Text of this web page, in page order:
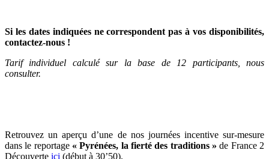
Si les dates indiquées ne correspondent pas à vos disponibilités,
contactez-nous !
Tarif individuel calculé sur la base de 12 participants, nous
consulter.
Retrouvez un aperçu d’une de nos journées incentive sur-mesure
dans le reportage « Pyrénées, la fierté des traditions » de France 2
Découverte ici (début à 30’50).